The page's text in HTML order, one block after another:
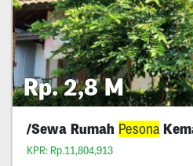
Rp. 2,8 M
/Sewa Rumah Pesona
KPR: Rp.11,804,913